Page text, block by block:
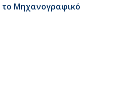
Μηχανογραφικό